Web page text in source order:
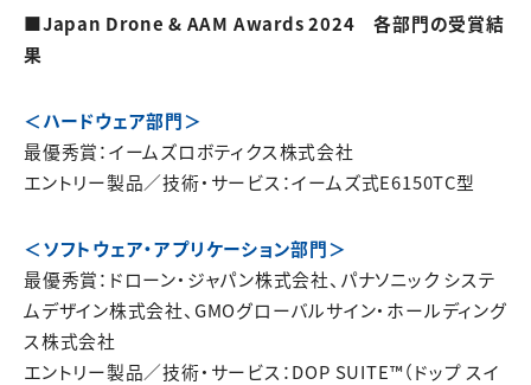
■Japan Drone & AAM Awards 2024 各部門の受賞結
果
＜ハードウェア部門＞
最優秀賞：イームズロボティクス株式会社
エントリー製品／技術・サービス：イームズ式E6150TC型
＜ソフトウェア・アプリケーション部門＞
最優秀賞：ドローン・ジャパン株式会社、パナソニック システ
ムデザイン株式会社、GMOグローバルサイン・ホールディング
ス株式会社
エントリー製品／技術・サービス：DOP SUITE™（ドップ スイ